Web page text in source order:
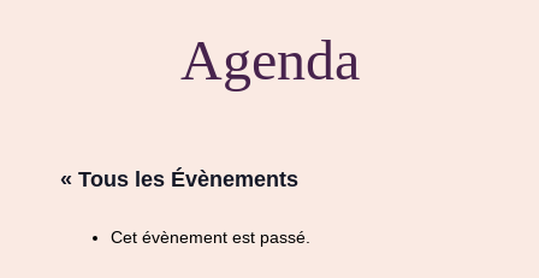
Agenda
« Tous les Évènements
Cet évènement est passé.